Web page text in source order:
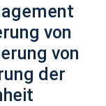
von
von
der